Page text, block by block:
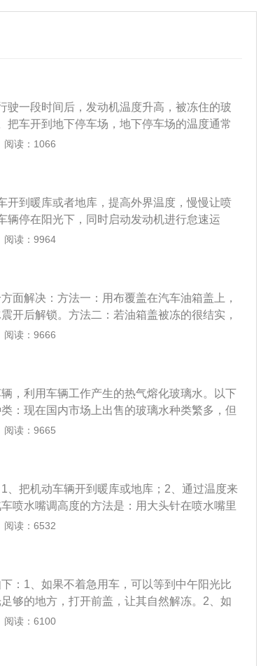
驶一段时间后，发动机温度升高，被冻住的玻
把车开到地下停车场，地下停车场的温度通常
就会融化掉。3、加入温水。打开玻璃水储存
水的冰点，帮助玻璃水快速解冻。5、加入除
冰剂，玻璃水就会慢慢融化。6、不要喷水。
否则很容易损坏电机。7、4s店修理。如果玻
破，需要去4s店修理。玻璃水解冻后，驾驶员
除管路中的玻璃水。旧的玻璃水无法承受现在
，包装上要有明确的生产厂家、地址、生产日
期模糊不清，可能是劣质的玻璃水，清洁效果
阅读：1066
开到暖库或者地库，提高外界温度，慢慢让喷
辆停在阳光下，同时启动发动机进行怠速运
，也可以让喷水嘴解冻。3、加温水、酒精。
店维修。如果喷水嘴被冻住，情况非常严重或
业的维修人员进行维修。在冬天停车的时候尽
，同时应更换凝固点较低的冬季玻璃水来防止
玻璃水喷不出来，就不要再开始喷水功能，否
损坏。
阅读：9964
面解决：方法一：用布覆盖在汽车油箱盖上，
开后解锁。方法二：若油箱盖被冻的很结实，
开汽车油箱盖后把残留的水清除。方法三：打
盖紧急拉线。
阅读：9666
，利用车辆工作产生的热气熔化玻璃水。以下
：现在国内市场上出售的玻璃水种类繁多，但
季用防冻型玻璃水和特效防冻型玻璃水，其中
水的作用：优质的玻璃水带有快速融雪融冰，
车安全有着重大的作用。
阅读：9665
、把机动车辆开到暖库或地库；2、通过温度来
喷水嘴调高度的方法是：用大头针在喷水嘴里
调整喷水嘴高度角度直到合适为止。汽车不喷
4、雨刮喷水管路和喷水嘴出现故障；5、喷
阅读：6532
：1、如果不着急用车，可以等到中午阳光比
够的地方，打开前盖，让其自然解冻。2、如
慢的倒入水壶中，使其融化，解冻完后将水清
散热很快，温度基本在九十度左右。
阅读：6100